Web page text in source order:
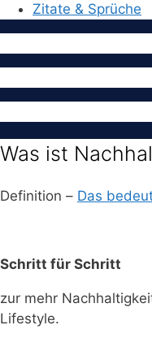
Zitate & Sprüche
Was ist
Definition – Das
Schritt für Schritt
zur mehr
Lifestyle.